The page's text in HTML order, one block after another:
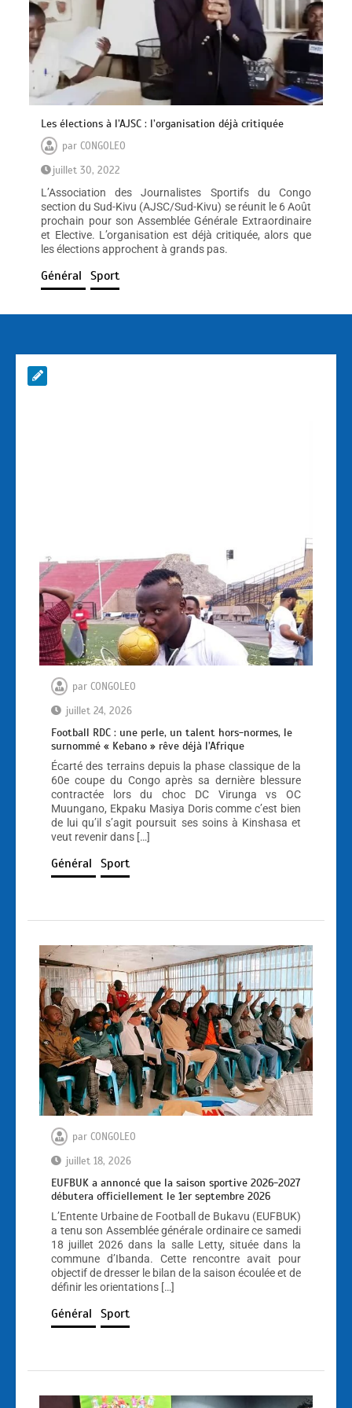
Les élections à l’AJSC : l’organisation déjà critiquée
parCONGOLEO
juillet 30, 2022
L’Association des Journalistes Sportifs du Congo
section du Sud-Kivu (AJSC/Sud-Kivu) se réunit le 6 Août
prochain pour son Assemblée Générale Extraordinaire
et Elective. L’organisation est déjà critiquée, alors que
les élections approchent à grands pas.
Général Sport
par CONGOLEO
juillet 24, 2026
Football RDC : une perle, un talent hors-normes, le
surnommé « Kebano » rêve déjà l’Afrique
Écarté des terrains depuis la phase classique de la
60e coupe du Congo après sa dernière blessure
contractée lors du choc DC Virunga vs OC
Muungano, Ekpaku Masiya Doris comme c’est bien
de lui qu’il s’agit poursuit ses soins à Kinshasa et
veut revenir dans […]
Général Sport
par CONGOLEO
juillet 18, 2026
EUFBUK a annoncé que la saison sportive 2026-2027
débutera officiellement le 1er septembre 2026
L’Entente Urbaine de Football de Bukavu (EUFBUK)
a tenu son Assemblée générale ordinaire ce samedi
18 juillet 2026 dans la salle Letty, située dans la
commune d’Ibanda. Cette rencontre avait pour
objectif de dresser le bilan de la saison écoulée et de
définir les orientations […]
Général Sport